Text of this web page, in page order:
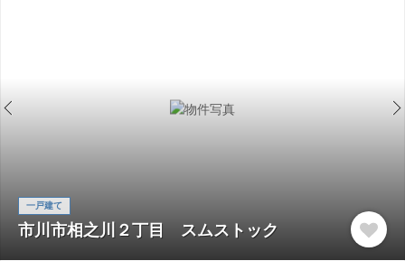
一戸建て
市川市相之川２丁目 スムストック